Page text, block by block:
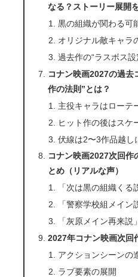
なる？ストーリー展開
黒の組織が関わる可
オリジナル敵キャラ
過去作の“ラスボス
コナン映画2027の過去
作の法則”とは？
主役キャラはローテ
ヒット作の後はスケ
伏線は2〜3作品越し
コナン映画2027次回作
とめ（リアルな声）
「次は黒の組織くる
「警察学校組メイン
「灰原メイン再来説」
2027年コナン映画次回
アクションシーンの
ラブ要素の展開